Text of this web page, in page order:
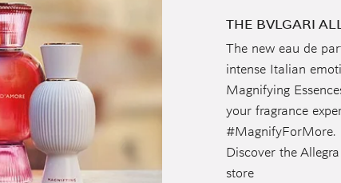
THE BVLGARI
The new eau de
intense Italian
Magnifying
your fragrance
#MagnifyForMore.
Discover the
store